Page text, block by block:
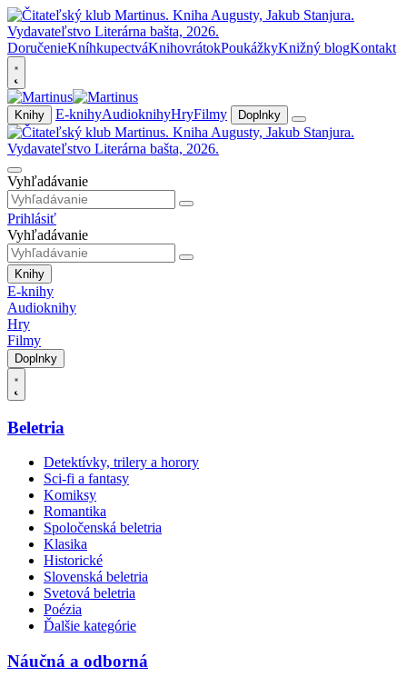
DoručenieKníhkupectváKnihovrátokPoukážkyKnižný blogKontakt
Knihy E-knihyAudioknihyHryFilmy Doplnky
Vyhľadávanie
Prihlásiť
Vyhľadávanie
Knihy
E-knihy
Audioknihy
Hry
Filmy
Doplnky
Beletria
Detektívky, trilery a horory
Sci-fi a fantasy
Komiksy
Romantika
Spoločenská beletria
Klasika
Historické
Slovenská beletria
Svetová beletria
Poézia
Ďalšie kategórie
Náučná a odborná